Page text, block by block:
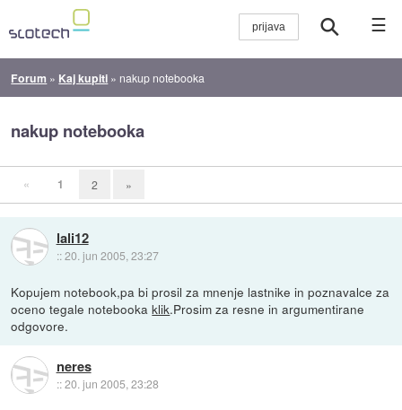
☰
Forum » Kaj kupiti » nakup notebooka
nakup notebooka
« 1 2 »
lali12
::20. jun 2005, 23:27
Kopujem notebook,pa bi prosil za mnenje lastnike in poznavalce za
oceno tegale notebookaklik.Prosim za resne in argumentirane
odgovore.
neres
::20. jun 2005, 23:28